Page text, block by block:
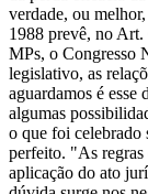
verdade, ou
1988 prevê, no Art.
MPs, o Congresso
legislativo, as
aguardamos é esse
algumas
o que foi celebrado
perfeito. "As regras
aplicação do ato